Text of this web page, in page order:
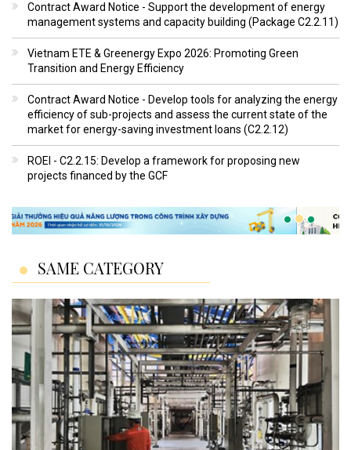
Contract Award Notice - Support the development of energy
management systems and capacity building (Package C2.2.11)
Vietnam ETE & Greenergy Expo 2026: Promoting Green
Transition and Energy Efficiency
Contract Award Notice - Develop tools for analyzing the energy
efficiency of sub-projects and assess the current state of the
market for energy-saving investment loans (C2.2.12)
ROEI - C2.2.15: Develop a framework for proposing new
projects financed by the GCF
SAME CATEGORY